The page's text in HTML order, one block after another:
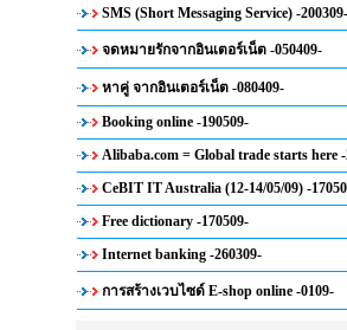
SMS (Short Messaging Service) -200309-
จดหมายรักจากอินเตอร์เน็ต -050409-
หาคู่ จากอินเตอร์เน็ต -080409-
Booking online -190509-
Alibaba.com = Global trade starts here -
CeBIT IT Australia (12-14/05/09) -
Free dictionary -170509-
Internet banking -260309-
การสร้างเวบไซด์ E-shop online -0109-